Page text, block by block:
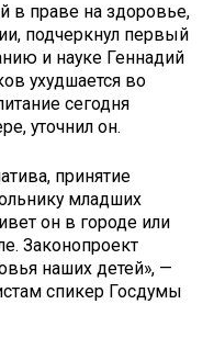
в праве на здоровье,
подчеркнул первый
и науке Геннадий
ухудшается во
сегодня
уточнил он.
принятие
младших
он в городе или
Законопроект
наших детей», —
спикер Госдумы